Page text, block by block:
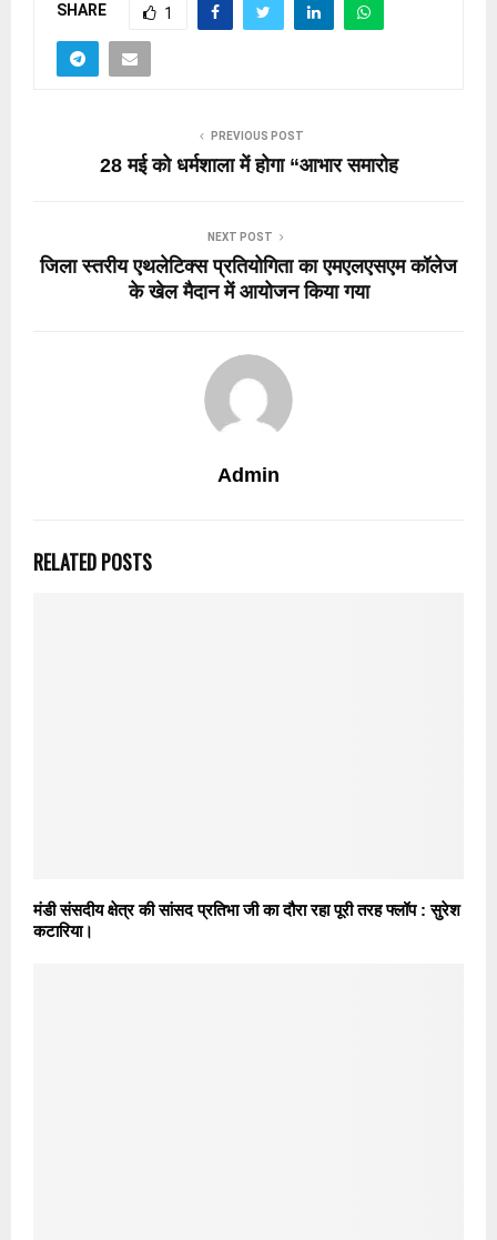
SHARE 1
PREVIOUS POST
28 मई को धर्मशाला में होगा “आभार समारोह
NEXT POST
जिला स्तरीय एथलेटिक्स प्रतियोगिता का एमएलएसएम कॉलेज
के खेल मैदान में आयोजन किया गया
Admin
RELATED POSTS
मंडी संसदीय क्षेत्र की सांसद प्रतिभा जी का दौरा रहा पूरी तरह फ्लॉप : सुरेश
कटारिया।